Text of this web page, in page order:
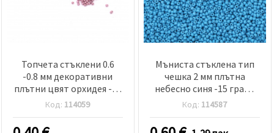
Топчета стъклени 0.6
-0.8 мм декоративни
плътни цвят орхидея -10
грама
Код: 114059
Мъниста стъклена тип
чешка 2 мм плътна
небесно синя -15 грама
~2050 броя
Код: 114587